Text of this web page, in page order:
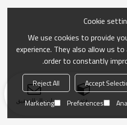
فئة ارسال التحقيق
Cookie
We use cookies to provide
experience. They also allow us
order to constantly
Accept
Reject All
Preferences
Marketing